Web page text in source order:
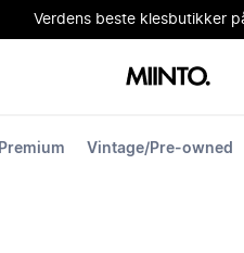
Verdens beste klesbutikker
Premium Vintage/Pre-owned